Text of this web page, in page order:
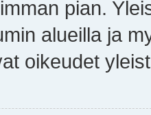
pian.
alueilla ja
oikeudet